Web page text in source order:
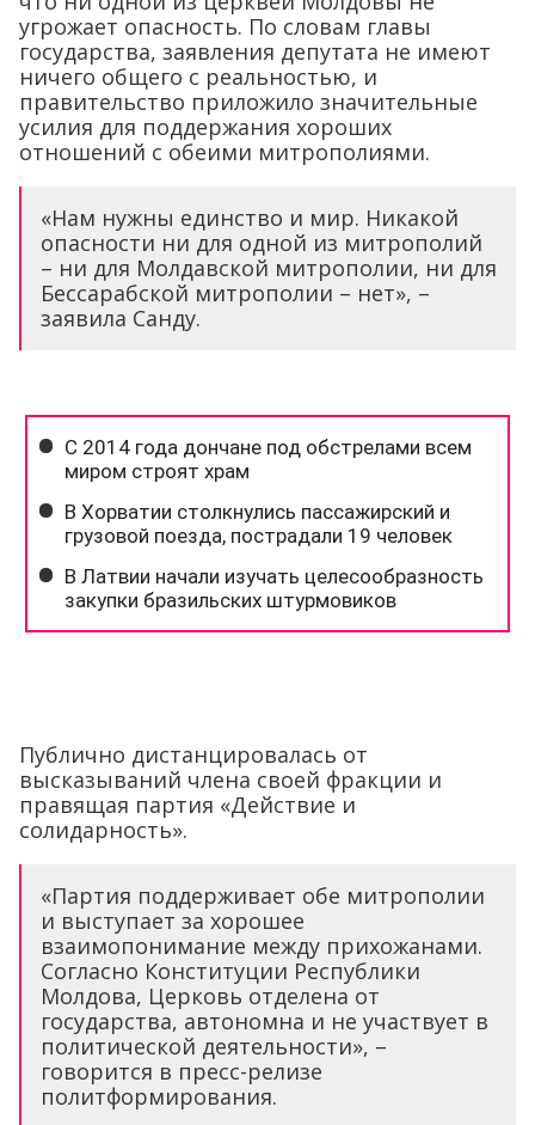
угрожает опасность. По словам главы
государства, заявления депутата не имеют
ничего общего с реальностью, и
правительство приложило значительные
усилия для поддержания хороших
отношений с обеими митрополиями.
«Нам нужны единство и мир. Никакой
опасности ни для одной из митрополий
– ни для Молдавской митрополии, ни для
Бессарабской митрополии – нет», –
заявила Санду.
Публично дистанцировалась от
высказываний члена своей фракции и
правящая партия «Действие и
солидарность».
«Партия поддерживает обе митрополии
и выступает за хорошее
взаимопонимание между прихожанами.
Согласно Конституции Республики
Молдова, Церковь отделена от
государства, автономна и не участвует в
политической деятельности», –
говорится в пресс-релизе
политформирования.